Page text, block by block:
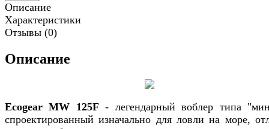
Описание
Характеристики
Отзывы (0)
Описание
Ecogear MW 125F- легендарный воблер типа
спроектированный изначально для ловли на море,